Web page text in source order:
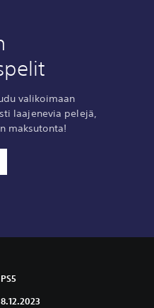
valikoimaan
laajenevia pelejä,
maksutonta!
PS5
8.12.2023